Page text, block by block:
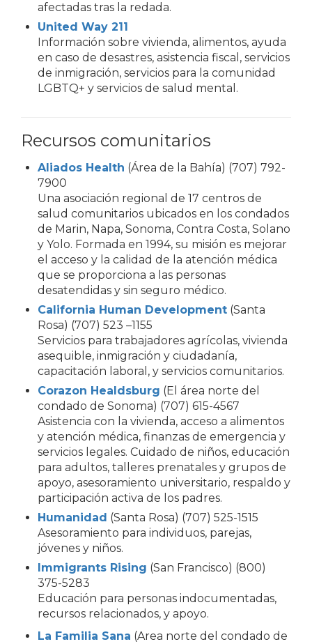
afectadas tras la redada.
United Way 211
Información sobre vivienda, alimentos, ayuda
en caso de desastres, asistencia fiscal, servicios
de inmigración, servicios para la comunidad
LGBTQ+ y servicios de salud mental.
Recursos comunitarios
Aliados Health (Área de la Bahía) (707) 792-
7900
Una asociación regional de 17 centros de
salud comunitarios ubicados en los condados
de Marin, Napa, Sonoma, Contra Costa, Solano
y Yolo. Formada en 1994, su misión es mejorar
el acceso y la calidad de la atención médica
que se proporciona a las personas
desatendidas y sin seguro médico.
California Human Development (Santa
Rosa) (707) 523 –1155
Servicios para trabajadores agrícolas, vivienda
asequible, inmigración y ciudadanía,
capacitación laboral, y servicios comunitarios.
Corazon Healdsburg (El área norte del
condado de Sonoma) (707) 615-4567
Asistencia con la vivienda, acceso a alimentos
y atención médica, finanzas de emergencia y
servicios legales. Cuidado de niños, educación
para adultos, talleres prenatales y grupos de
apoyo, asesoramiento universitario, respaldo y
participación activa de los padres.
Humanidad (Santa Rosa) (707) 525-1515
Asesoramiento para individuos, parejas,
jóvenes y niños.
Immigrants Rising (San Francisco) (800)
375-5283
Educación para personas indocumentadas,
recursos relacionados, y apoyo.
La Familia Sana (Area norte del condado de